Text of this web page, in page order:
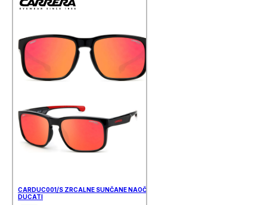
CARDUC001/S ZRCALNE SUNČANE NAOČALE CARRERA
DUCATI